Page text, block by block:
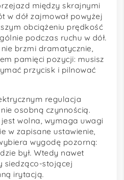
między skrajnymi
w dół zajmował powyżej
obciążeniu prędkość
podczas ruchu w dół.
brzmi dramatycznie,
pamięci pozycji: musisz
przycisk i pilnować
regulacja
osobną czynnością.
wolna, wymaga uwagi
w zapisane ustawienie,
wygodę pozorną:
był. Wtedy nawet
siedząco-stojącej
irytacją.